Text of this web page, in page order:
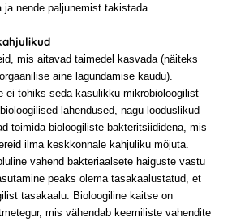
nende paljunemist takistada.
mis aitavad taimedel kasvada (näiteks
aine lagundamise kaudu).
ei tohiks seda kasulikku mikrobioloogilist
lahendused, nagu looduslikud
toimida bioloogiliste bakteritsiididena, mis
ilma keskkonnale kahjuliku mõjuta.
vahend bakteriaalsete haiguste vastu
peaks olema tasakaalustatud, et
tasakaalu. Bioloogiline kaitse on
mis vähendab keemiliste vahendite